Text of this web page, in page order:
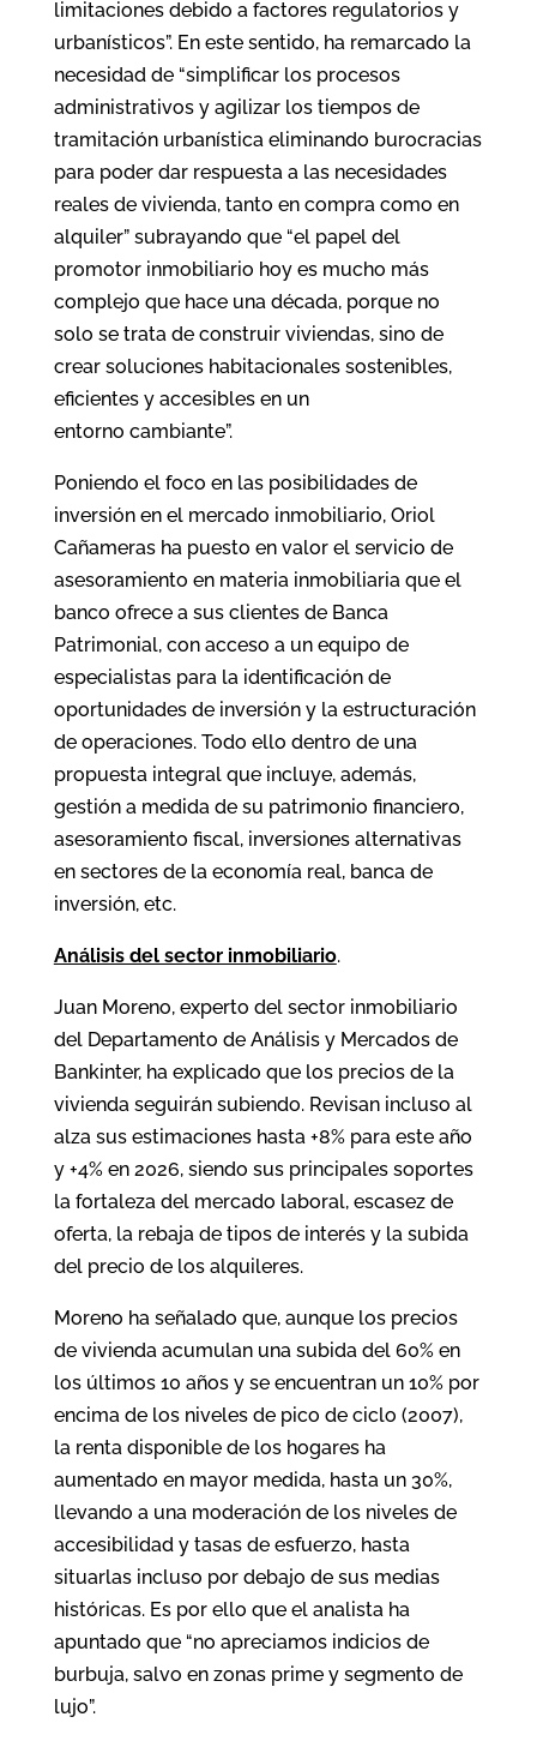
limitaciones debido a factores regulatorios y
urbanísticos”. En este sentido, ha remarcado la
necesidad de “simplificar los procesos
administrativos y agilizar los tiempos de
tramitación urbanística eliminando burocracias
para poder dar respuesta a las necesidades
reales de vivienda, tanto en compra como en
alquiler” subrayando que “el papel del
promotor inmobiliario hoy es mucho más
complejo que hace una década, porque no
solo se trata de construir viviendas, sino de
crear soluciones habitacionales sostenibles,
eficientes y accesibles en un
entorno cambiante”.
Poniendo el foco en las posibilidades de
inversión en el mercado inmobiliario, Oriol
Cañameras ha puesto en valor el servicio de
asesoramiento en materia inmobiliaria que el
banco ofrece a sus clientes de Banca
Patrimonial, con acceso a un equipo de
especialistas para la identificación de
oportunidades de inversión y la estructuración
de operaciones. Todo ello dentro de una
propuesta integral que incluye, además,
gestión a medida de su patrimonio financiero,
asesoramiento fiscal, inversiones alternativas
en sectores de la economía real, banca de
inversión, etc.
Análisis del sector inmobiliario.
Juan Moreno, experto del sector inmobiliario
del Departamento de Análisis y Mercados de
Bankinter, ha explicado que los precios de la
vivienda seguirán subiendo. Revisan incluso al
alza sus estimaciones hasta +8% para este año
y +4% en 2026, siendo sus principales soportes
la fortaleza del mercado laboral, escasez de
oferta, la rebaja de tipos de interés y la subida
del precio de los alquileres.
Moreno ha señalado que, aunque los precios
de vivienda acumulan una subida del 60% en
los últimos 10 años y se encuentran un 10% por
encima de los niveles de pico de ciclo (2007),
la renta disponible de los hogares ha
aumentado en mayor medida, hasta un 30%,
llevando a una moderación de los niveles de
accesibilidad y tasas de esfuerzo, hasta
situarlas incluso por debajo de sus medias
históricas. Es por ello que el analista ha
apuntado que “no apreciamos indicios de
burbuja, salvo en zonas prime y segmento de
lujo”.